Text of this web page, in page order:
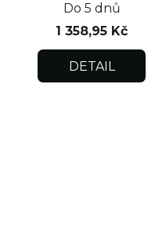
Do 5 dnů
1 358,95 Kč
DETAIL